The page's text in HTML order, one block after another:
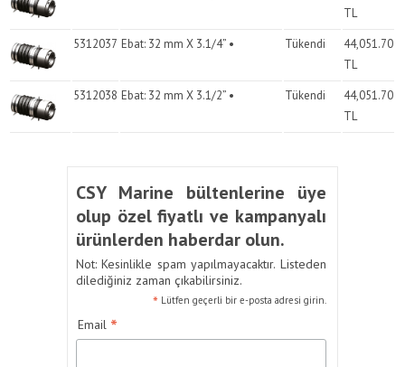
TL
5312037 Ebat: 32 mm X 3.1/4” • Tükendi
44,051.70
TL
5312038 Ebat: 32 mm X 3.1/2” • Tükendi
44,051.70
TL
CSY Marine bültenlerine üye
olup özel fiyatlı ve kampanyalı
ürünlerden haberdar olun.
Not: Kesinlikle spam yapılmayacaktır. Listeden
dilediğiniz zaman çıkabilirsiniz.
* Lütfen geçerli bir e-posta adresi girin.
Email *